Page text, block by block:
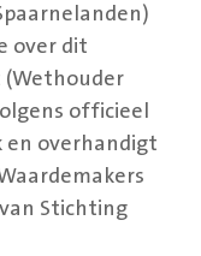
over dit
(Wethouder
officieel
en overhandigt
Stichting